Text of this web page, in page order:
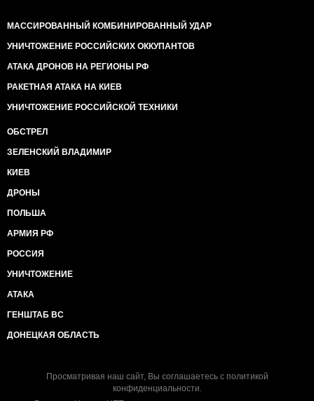
МАССИРОВАННЫЙ КОМБИНИРОВАННЫЙ УДАР
УНИЧТОЖЕНИЕ РОССИЙСКИХ ОККУПАНТОВ
АТАКА ДРОНОВ НА РЕГИОНЫ РФ
РАКЕТНАЯ АТАКА НА КИЕВ
УНИЧТОЖЕНИЕ РОССИЙСКОЙ ТЕХНИКИ
ОБСТРЕЛ
ЗЕЛЕНСКИЙ ВЛАДИМИР
КИЕВ
ДРОНЫ
ПОЛЬША
АРМИЯ РФ
РОССИЯ
УНИЧТОЖЕНИЕ
АТАКА
ГЕНШТАБ ВС
ДОНЕЦКАЯ ОБЛАСТЬ
Просматривая наш сайт, Вы соглашаетесь с политикой
конфиденциальности.